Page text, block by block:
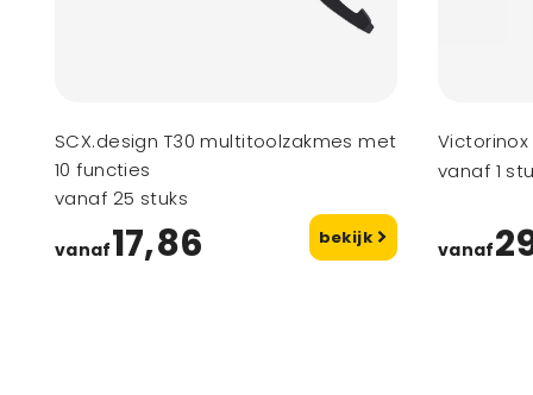
SCX.design T30 multitoolzakmes met
10 functies
vanaf 25 stuks
vanaf17,86 bekijk
vanaf 1
vanaf